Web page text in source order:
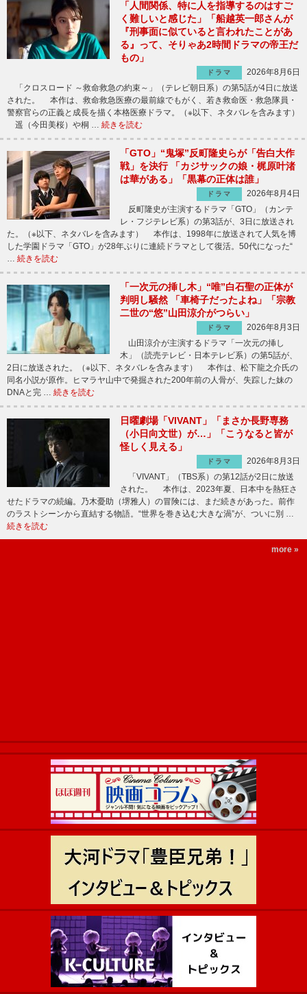
「人間関係、特に人を指導するのはすご
く難しいと感じた」「船越英一郎さんが
『刑事面に似ていると言われたことがあ
る』って、そりゃあ2時間ドラマの帝王だ
もの」
ドラマ
2026年8月6日
「クロスロード ～救命救急の約束～」（テレビ朝日系）の第5話が4日に放送
された。 本作は、救命救急医療の最前線でもがく、若き救命医・救急隊員・
警察官らの正義と成長を描く本格医療ドラマ。（※以下、ネタバレを含みます）
遥（今田美桜）や桐 … 続きを読む
「GTO」“鬼塚”反町隆史らが「告白大作
戦」を決行 「カジサックの娘・梶原叶渚
は華がある」「黒幕の正体は誰」
ドラマ
2026年8月4日
反町隆史が主演するドラマ「GTO」（カンテ
レ・フジテレビ系）の第3話が、3日に放送され
た。（※以下、ネタバレを含みます） 本作は、1998年に放送されて人気を博
した学園ドラマ「GTO」が28年ぶりに連続ドラマとして復活。50代になった“
… 続きを読む
「一次元の挿し木」“唯”白石聖の正体が
判明し騒然 「車椅子だったよね」「宗教
二世の“悠”山田涼介がつらい」
ドラマ
2026年8月3日
山田涼介が主演するドラマ「一次元の挿し
木」（読売テレビ・日本テレビ系）の第5話が、
2日に放送された。（※以下、ネタバレを含みます） 本作は、松下龍之介氏の
同名小説が原作。ヒマラヤ山中で発掘された200年前の人骨が、失踪した妹の
DNAと完 … 続きを読む
日曜劇場「VIVANT」「まさか長野専務
（小日向文世）が…」「こうなると皆が
怪しく見える」
ドラマ
2026年8月3日
「VIVANT」（TBS系）の第12話が2日に放送
された。 本作は、2023年夏、日本中を熱狂さ
せたドラマの続編。乃木憂助（堺雅人）の冒険には、まだ続きがあった。前作
のラストシーンから直結する物語。“世界を巻き込む大きな渦”が、ついに別 …
続きを読む
more »